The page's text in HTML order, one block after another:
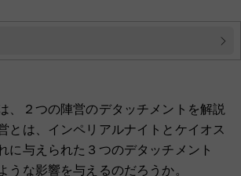
士
、２つの陣営のデタッチメントを解説
とは、インペリアルナイトとケイオス
に与えられた３つのデタッチメント
うな影響を与えるのだろうか。